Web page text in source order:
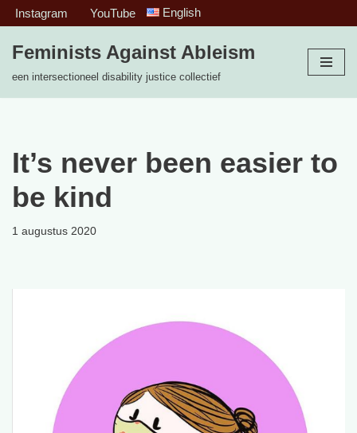
Ga
naar
de
inhoud
Instagram YouTube English
Feminists Against Ableism
een intersectioneel disability justice collectief
It’s never been easier to
be kind
1 augustus 2020